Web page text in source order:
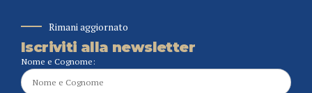
Rimani aggiornato
Iscriviti alla newsletter
Nome e Cognome: